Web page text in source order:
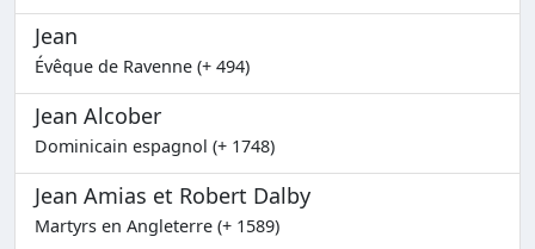
Jean
Évêque de Ravenne (+ 494)
Jean Alcober
Dominicain espagnol (+ 1748)
Jean Amias et Robert Dalby
Martyrs en Angleterre (+ 1589)